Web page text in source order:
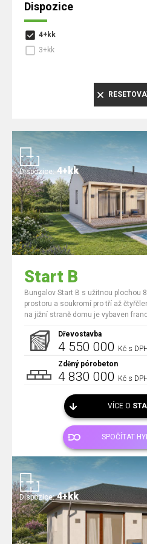
Dispozice
4+kk
3+kk
Dispozice: 4+kk
Start B
Bungalov Start B s užitnou plochou
prostoru a soukromí pro tří až
na jižní straně domu je vybaven
Dřevostavba
4 550 000 Kč s
Zděný pórobeton
4 830 000 Kč s
VÍCE O
SPOČÍTAT
Dispozice: 4+kk